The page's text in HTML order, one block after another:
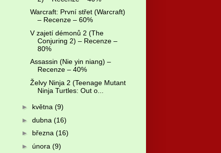
Warcraft: První střet (Warcraft)
– Recenze – 60%
V zajetí démonů 2 (The
Conjuring 2) – Recenze –
80%
Assassin (Nie yin niang) –
Recenze – 40%
Želvy Ninja 2 (Teenage Mutant
Ninja Turtles: Out o...
► května (9)
► dubna (16)
► března (16)
► února (9)